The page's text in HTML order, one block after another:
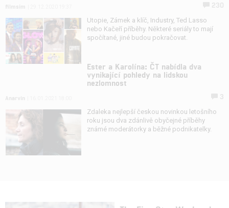
Utopie, Zámek a klíč, Industry, Ted Lasso
nebo Kačeří příběhy. Některé seriály to mají
spočítané, jiné budou pokračovat.
Ester a Karolína: ČT nabídla dva
vynikající pohledy na lidskou
nezlomnost
Zdaleka nejlepší českou novinkou letošního
roku jsou dva zdánlivě obyčejné příběhy
známé moderátorky a běžné podnikatelky.